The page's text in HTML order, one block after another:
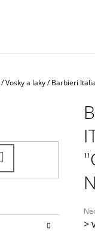
/Vosky a laky/ Barbieri
>